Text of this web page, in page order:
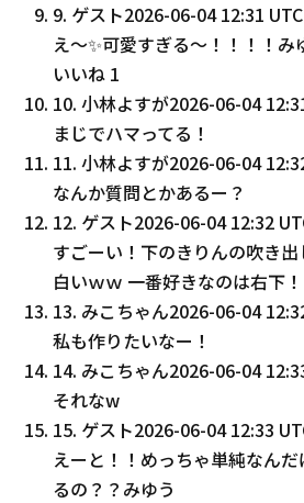
9. ゲスト2026-06-04 12:31 UTC
え〜✨可愛すぎる〜！！！！み
いいね 1
10. 小林よすが2026-06-04
まじでハマってる！
11. 小林よすが2026-06-04
なんか質問とかあるー？
12. ゲスト2026-06-04 12:32
すごーい！下のきりんの吹き
白いｗｗ 一番好きなのは右下
13. みこちゃん2026-06-04
私も作りたいなー！
14. みこちゃん2026-06-04
それなw
15. ゲスト2026-06-04 12:33
えーと！！めっちゃ単純なん
るの？？みゆう